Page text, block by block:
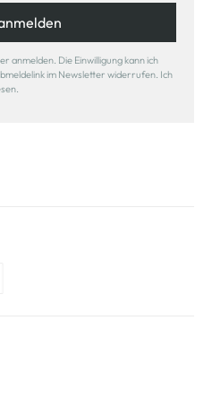
anmelden. Die Einwilligung kann ich
im Newsletter widerrufen. Ich